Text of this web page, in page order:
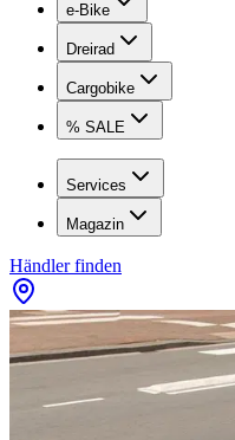
e-Bike
Dreirad
Cargobike
% SALE
Services
Magazin
Händler finden